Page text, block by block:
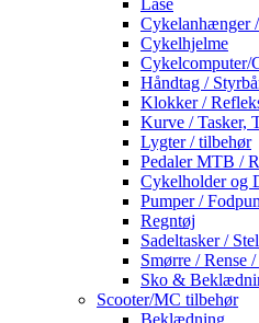
Låse
Cykelanhænger
Cykelhjelme
Cykelcomputer/
Håndtag /
Klokker /
Kurve / Tasker,
Lygter / tilbehør
Pedaler MTB /
Cykelholder og
Pumper /
Regntøj
Sadeltasker /
Smørre / Rense
Sko &
Scooter/MC tilbehør
Beklædning